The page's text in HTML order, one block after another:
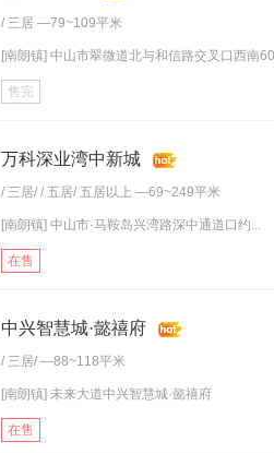
/ 三居 —79~109平米
[南朗镇] 中山市翠微道北与和信路交叉口西南
售完
万科深业湾中新城
/ 三居/ / 五居/ 五居以上 —69~249平米
[南朗镇] 中山市·马鞍岛兴湾路深中通道口约...
在售
中兴智慧城·懿禧府
/ 三居/ —88~118平米
[南朗镇] 未来大道中兴智慧城·懿禧府
在售